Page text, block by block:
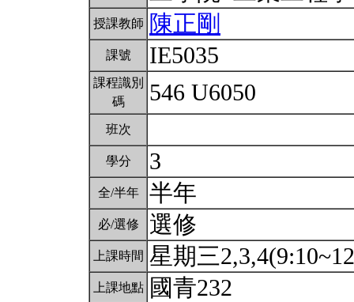
授課教師 陳正剛
課號 IE5035
課程識別
碼
546 U6050
班次
學分 3
全/半年 半年
必/選修 選修
上課時間 星期三
上課地點 國青232